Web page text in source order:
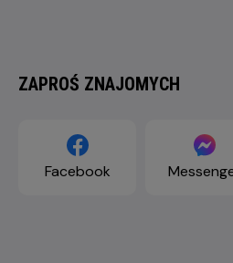
ZAPROŚ ZNAJOMYCH
Facebook